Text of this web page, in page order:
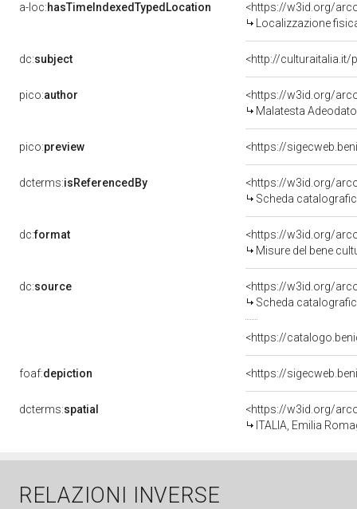
a-loc:hasTimeIndexedTypedLocation
<https://w3id.org/
Localizzazione
dc:subject <http://culturaitalia.it/
pico:author
<https://w3id.org/
Malatesta
pico:preview <https://
dcterms:isReferencedBy
<https://w3id.org/
Scheda
dc:format
<https://w3id.org/
Misure del bene
dc:source
<https://w3id.org/
Scheda
<https://
foaf:depiction <https://
dcterms:spatial
<https://w3id.org/
ITALIA, Emilia
RELAZIONI INVERSE